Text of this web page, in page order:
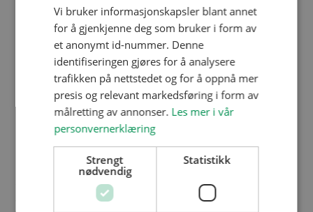
Så var det pengene, da. Å drømme er gratis,
men for at lekeplassen skal bli virkelighet, må
det kanskje gjøres noen kompromisser. Men
først burde du få tak i så mange støttemidler du
Har du en skikkelig plan for lekeplassen,
hopper du bukk over andre søkere som
stiller uten noe slikt. Vi minner også om
Trigonorfondet, som kan hjelpe deg å få råd
Vi bruker informasjonskapsler blant annet
for å gjenkjenne deg som bruker i form av
et anonymt id-nummer. Denne
identifiseringen gjøres for å analysere
trafikken på nettstedet og for å oppnå mer
presis og relevant markedsføring i form av
målretting av annonser. Les mer i vår
personvernerklæring
Strengt
nødvendig
Statistikk